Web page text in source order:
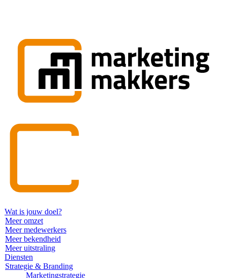
Wat is jouw doel?
Meer omzet
Meer medewerkers
Meer bekendheid
Meer uitstraling
Diensten
Strategie & Branding
Marketingstrategie